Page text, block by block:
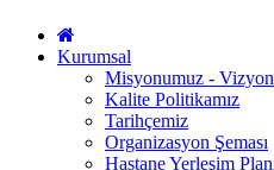
Kurumsal
Misyonumuz -
Kalite Politikamız
Tarihçemiz
Organizasyon Şeması
Hastane Yerleşim